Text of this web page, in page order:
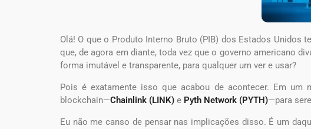
Olá! O que o Produto Interno Bruto (PIB) dos Estados Unidos
que, de agora em diante, toda vez que o governo americano
forma imutável e transparente, para qualquer um ver e usar?
Pois é exatamente isso que acabou de acontecer. Em um
blockchain—Chainlink (LINK) e Pyth Network (PYTH)—para
Eu não me canso de pensar nas implicações disso. É um